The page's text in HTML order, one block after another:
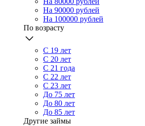
На 90000 рублей
На 100000 рублей
По возрасту
С 19 лет
С 20 лет
С 21 года
С 22 лет
С 23 лет
До 75 лет
До 80 лет
До 85 лет
Другие займы